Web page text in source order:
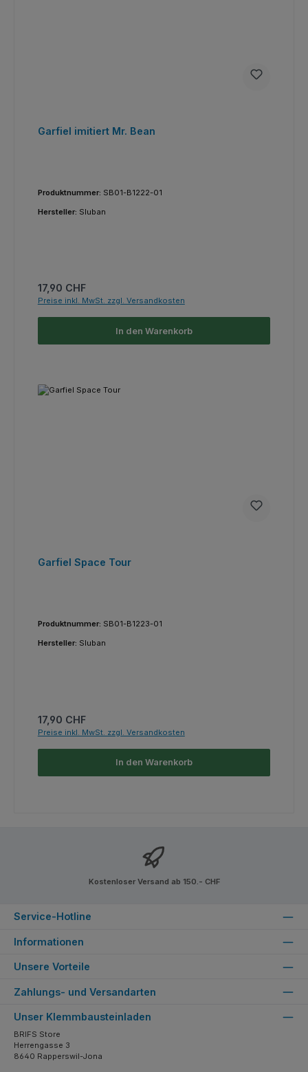
Garfiel imitiert Mr. Bean
Produktnummer: SB01-B1222-01
Hersteller: Sluban
Regulärer Preis:
17,90 CHF
Preise inkl. MwSt. zzgl. Versandkosten
In den Warenkorb
Garfiel Space Tour
Produktnummer: SB01-B1223-01
Hersteller: Sluban
Regulärer Preis:
17,90 CHF
Preise inkl. MwSt. zzgl. Versandkosten
In den Warenkorb
Kostenloser Versand ab 150.- CHF
Service-Hotline
Informationen
Unsere Vorteile
Zahlungs- und Versandarten
Unser Klemmbausteinladen
BRIFS Store
Herrengasse 3
8640 Rapperswil-Jona